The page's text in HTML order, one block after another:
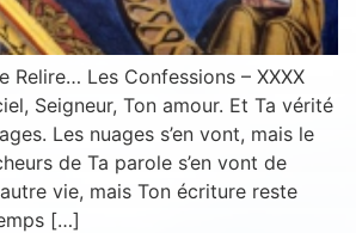
Relire… Les Confessions – XXXX
Seigneur, Ton amour. Et Ta vérité
Les nuages s’en vont, mais le
de Ta parole s’en vont de
vie, mais Ton écriture reste
[…]
recevoir nos dernières actualités,
dessous votre adresse mail.